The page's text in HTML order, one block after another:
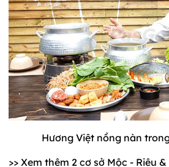
Hương Việt nồng nàn
>> Xem thêm 2 cơ sở Mộc - Riêu